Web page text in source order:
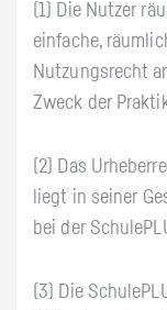
(1) Die Nutzer
einfache,
Nutzungsrecht
Zweck der
(2) Das
liegt in seiner
bei der
(3) Die